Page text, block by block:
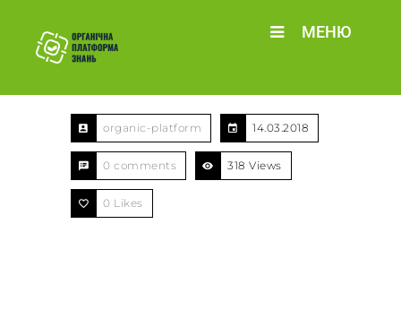
МЕНЮ
organic-platform 14.03.2018
0 comments 318 Views
0 Likes